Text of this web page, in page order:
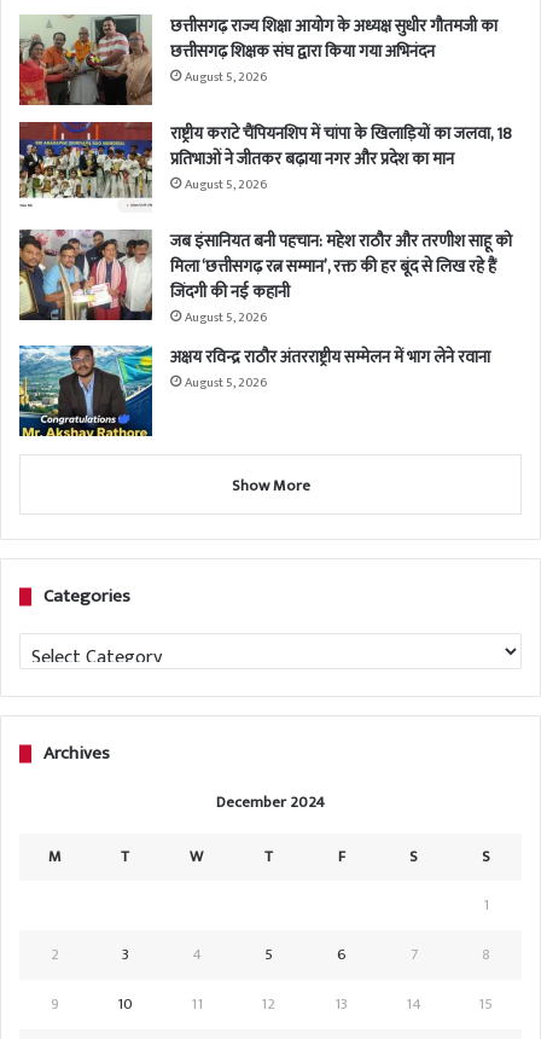
छत्तीसगढ़ राज्य शिक्षा आयोग के अध्यक्ष सुधीर गौतमजी का
छत्तीसगढ़ शिक्षक संघ द्वारा किया गया अभिनंदन
August 5, 2026
राष्ट्रीय कराटे चैंपियनशिप में चांपा के खिलाड़ियों का जलवा, 18
प्रतिभाओं ने जीतकर बढ़ाया नगर और प्रदेश का मान
August 5, 2026
जब इंसानियत बनी पहचान: महेश राठौर और तरणीश साहू को
मिला ‘छत्तीसगढ़ रत्न सम्मान’, रक्त की हर बूंद से लिख रहे हैं
जिंदगी की नई कहानी
August 5, 2026
अक्षय रविन्द्र राठौर अंतरराष्ट्रीय सम्मेलन में भाग लेने रवाना
August 5, 2026
Show More
Categories
Categories
Archives
December 2024
M T W T F S
S
1
2
3 4 5 6 7
8
9
10 11 12 13 14
15